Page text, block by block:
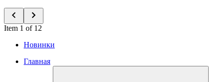
Item 1 of 12
Новинки
Главная